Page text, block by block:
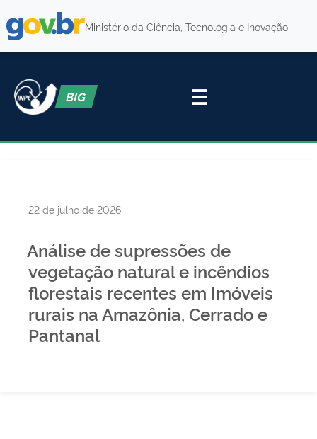
Ministério da Ciência, Tecnologia e Inovação
BIG ☰
Publicado
22 de julho de 2026
Análise de supressões de
vegetação natural e incêndios
florestais recentes em Imóveis
rurais na Amazônia, Cerrado e
Pantanal